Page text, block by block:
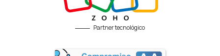
Partner tecnológico